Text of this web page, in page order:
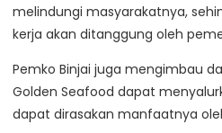
melindungi masyarakatnya,
kerja akan ditanggung oleh
Pemko Binjai juga mengimbau
Golden Seafood dapat
dapat dirasakan manfaatnya